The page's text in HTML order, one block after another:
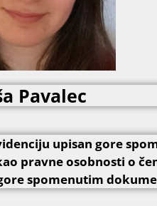
Pavalec
upisan gore
pravne osobnosti o
spomenutim